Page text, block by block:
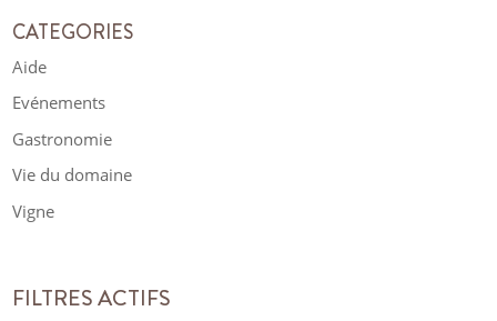
CATEGORIES
Aide
Evénements
Gastronomie
Vie du domaine
Vigne
FILTRES ACTIFS